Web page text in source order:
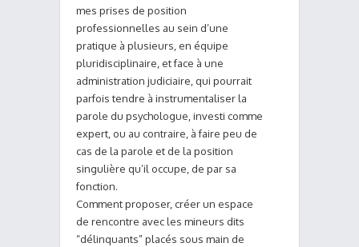
mes prises de position
professionnelles au sein d’une
pratique à plusieurs, en équipe
pluridisciplinaire, et face à une
administration judiciaire, qui pourrait
parfois tendre à instrumentaliser la
parole du psychologue, investi comme
expert, ou au contraire, à faire peu de
cas de la parole et de la position
singulière qu’il occupe, de par sa
fonction.
Comment proposer, créer un espace
de rencontre avec les mineurs dits
“délinquants” placés sous main de